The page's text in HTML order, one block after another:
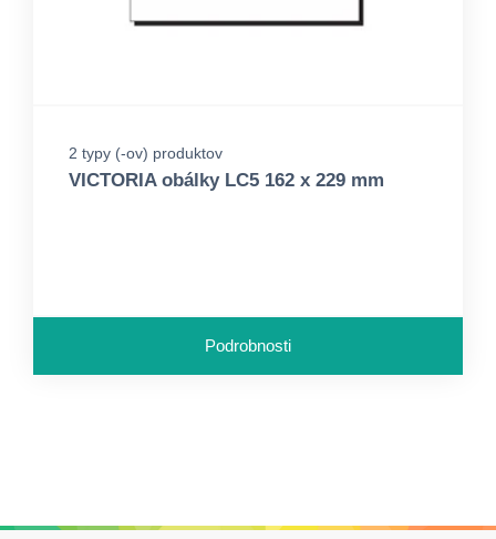
2 typy (-ov) produktov
VICTORIA obálky LC5 162 x 229 mm
Podrobnosti